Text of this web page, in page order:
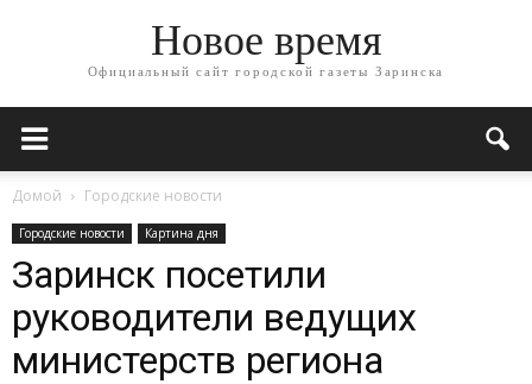
Новое время
Официальный сайт городской газеты Заринска
Домой Городские новости
Городские новости Картина дня
Заринск посетили
руководители ведущих
министерств региона